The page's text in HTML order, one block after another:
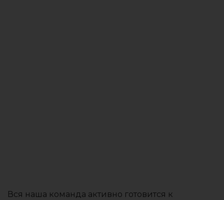
Вся наша команда активно готовится к